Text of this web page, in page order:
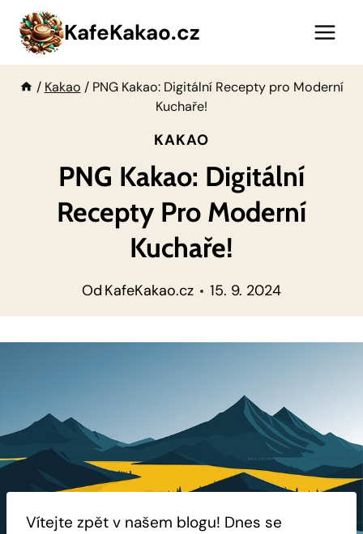
Přeskočit
obsah
KafeKakao.cz
/ Kakao / PNG Kakao: Digitální Recepty pro Moderní
Kuchaře!
KAKAO
PNG Kakao: Digitální
Recepty Pro Moderní
Kuchaře!
Od KafeKakao.cz 15. 9. 2024
Vítejte ⁢zpět v našem blogu! Dnes⁢ se